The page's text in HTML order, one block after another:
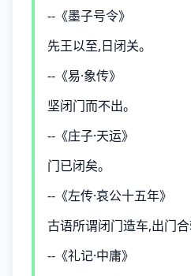
--《墨子号令》
先王以至,日闭关。
--《易·象传》
坚闭门而不出。
--《庄子·天运》
门已闭矣。
--《左传·哀公十五年》
古语所谓闭门造车,出门合
--《礼记·中庸》